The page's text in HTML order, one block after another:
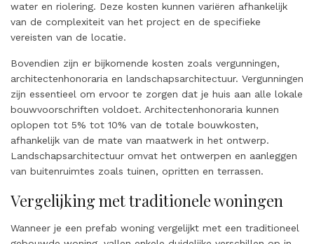
water en riolering. Deze kosten kunnen variëren afhankelijk
van de complexiteit van het project en de specifieke
vereisten van de locatie.
Bovendien zijn er bijkomende kosten zoals vergunningen,
architectenhonoraria en landschapsarchitectuur. Vergunningen
zijn essentieel om ervoor te zorgen dat je huis aan alle lokale
bouwvoorschriften voldoet. Architectenhonoraria kunnen
oplopen tot 5% tot 10% van de totale bouwkosten,
afhankelijk van de mate van maatwerk in het ontwerp.
Landschapsarchitectuur omvat het ontwerpen en aanleggen
van buitenruimtes zoals tuinen, opritten en terrassen.
Vergelijking met traditionele woningen
Wanneer je een prefab woning vergelijkt met een traditioneel